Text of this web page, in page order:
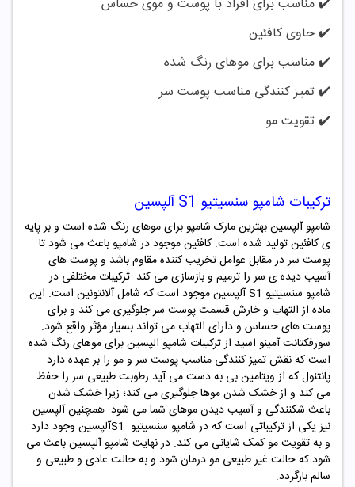
✔️حاوی کافئین
✔️مناسب برای موهای رنگ شده
✔️تمیز کنندگی مناسب پوست سر
✔️تقویت مو
ترکیبات شامپو سنسیتیو S1 آلپسین
شامپو آلپسین بهترین مارک شامپو برای موهای رنگ شده است و بر پایه
ی کافئین تولید شده است. کافئین موجود در شامپو باعث می شود تا
پوست سر در مقابل عوامل تخریب کننده مقاوم باشد و پوست های
آسیب دیده ی سر را ترمیم و بازسازی می کند. ترکیبات مختلفی در
شامپو سنسیتیو S1 آلپسین موجود است که شامل آلانتونین است. این
ماده از التهاب و خارش قسمت پوست سر جلوگیری می کند و برای
پوست های حساس و دارای التهاب می تواند بسیار مؤثر واقع شود.
سورفکتانت آمینو اسید از ترکیبات شامپو الپسین برای موهای رنگ شده
است که نقش تمیز کنندگی مناسب پوست سر و مو را بر عهده دارد.
پانتنول که از ویتامین بی به دست می آید رطوبت طبیعی سر را حفظ
می کند و از خشک شدن موها جلوگیری می کند؛ زیرا خشک شدن
باعث شکنندگی و آسیب دیدن موهای شما می شود. همچنین آلپسین
نیز یکی از ترکیباتی است که در شامپو سنسیتیو S1آلپسین وجود دارد
و به تقویت مو کمک شایانی می کند. در نهایت شامپو آلپسین باعث می
شود که حالت غیر طبیعی مو درمان شود و به حالت عادی و طبیعی و
سالم بازگردد.